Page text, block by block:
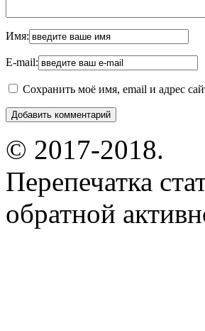
Имя:
E-mail:
Сохранить моё имя, email и адрес
© 2017-2018.
Перепечатка
обратной